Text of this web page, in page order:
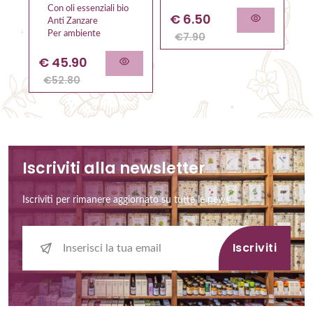
Con oli essenziali bio
Anti Zanzare
Per ambiente
€ 45.90
€52.80
€ 6.50
€7.90
Iscriviti alla newsletter
Iscriviti per rimanere aggiornato su tutte le news
Iscriviti